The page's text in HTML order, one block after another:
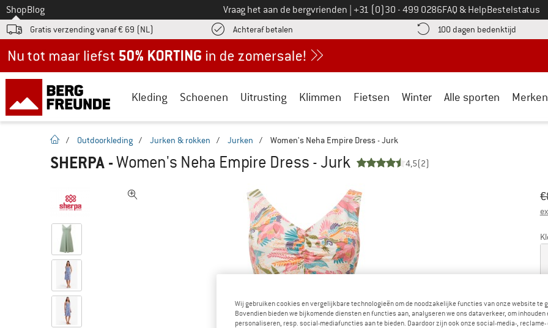
Naar
ShopBlog Vraag het aan de bergvrienden Bel ons op
+31 (0)30 - 499 0286FAQ & HelpBestelstatus
Gratis verzending vanaf € 69 (NL) Achteraf betalen vind de betalingsinformatie hier! Opent in een infovak
100 dagen bedenktijd Vind
Kleding Schoenen Uitrusting Klimmen Fietsen Winter Alle sporten Merken
Startpagina
/ Outdoorkleding / Jurken & rokken / Jurken / Women's Neha Empire Dress - Jurk
SHERPA -Women's Neha Empire Dress - Jurk 4,5(2)
€
Wij gebruiken cookies en vergelijkbare technologieën om de noodzakelijke functies van onze website te
Bovendien bieden we bijkomende diensten en functies aan, analyseren we ons dataverkeer, om inhouden
personaliseren, resp. social-mediafuncties aan te bieden. Daardoor zijn ook onze social-media-, reclame-